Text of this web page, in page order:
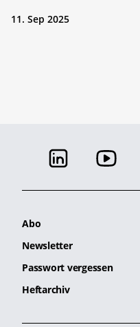
11. Sep 2025
Abo
Newsletter
Passwort vergessen
Heftarchiv